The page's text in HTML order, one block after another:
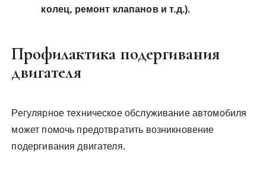
колец, ремонт клапанов и т.д.).
Профилактика подергивания
двигателя
Регулярное техническое обслуживание автомобиля
может помочь предотвратить возникновение
подергивания двигателя.